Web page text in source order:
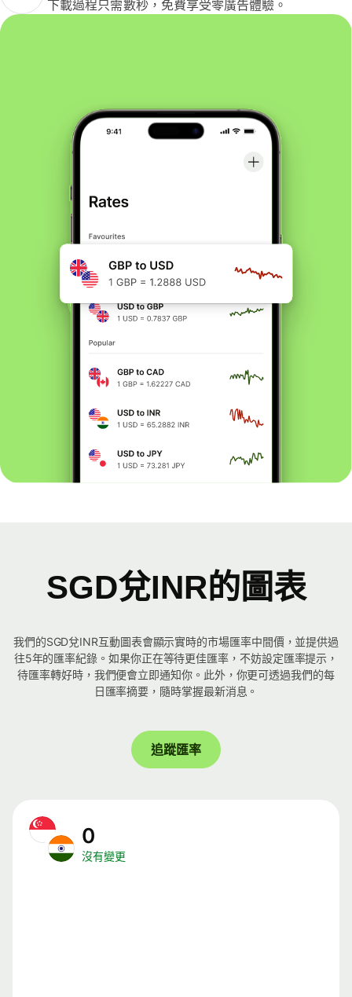
下載過程只需數秒，免費享受零廣告體驗。
SGD兌INR的圖表
我們的SGD兌INR互動圖表會顯示實時的市場匯率中間價，並提供過
往5年的匯率紀錄。如果你正在等待更佳匯率，不妨設定匯率提示，
待匯率轉好時，我們便會立即通知你。此外，你更可透過我們的每
日匯率摘要，隨時掌握最新消息。
追蹤匯率
0
沒有變更